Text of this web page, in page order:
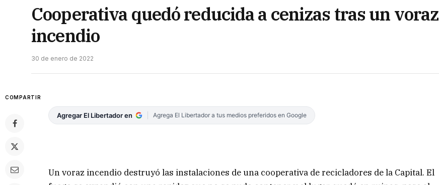
Cooperativa quedó reducida a cenizas tras un voraz
incendio
30 de enero de 2022
COMPARTIR
Agregar El Libertador en Agrega El Libertador a tus medios preferidos en Google
Un voraz incendio destruyó las instalaciones de una cooperativa de recicladores de la Capital. El